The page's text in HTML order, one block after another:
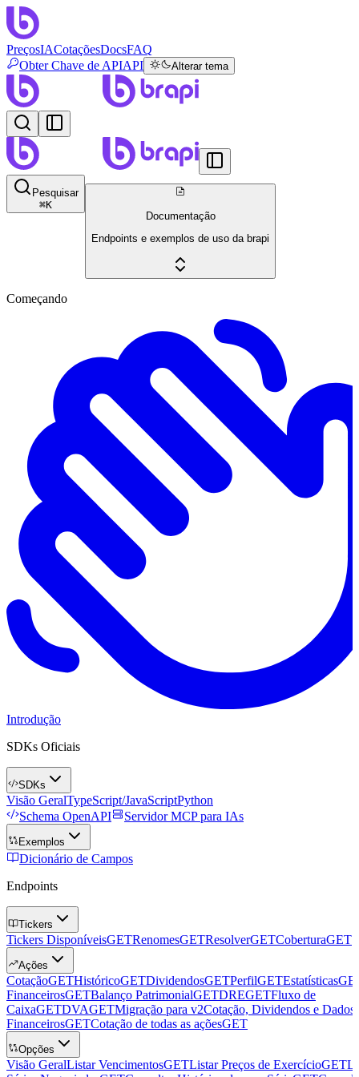
PreçosIACotaçõesDocsFAQ
Obter Chave de APIAPI Alterar tema
Pesquisar
⌘K
Documentação
Endpoints e exemplos de uso da brapi
Começando
Introdução
SDKs Oficiais
SDKs
Visão GeralTypeScript/JavaScriptPython
Schema OpenAPI
Servidor MCP para IAs
Exemplos
Dicionário de Campos
Endpoints
Tickers
Tickers DisponíveisGETRenomesGETResolverGETCoberturaGET
Ações
CotaçãoGETHistóricoGETDividendosGETPerfilGETEstatísticas
FinanceirosGETBalanço PatrimonialGETDREGETFluxo de
CaixaGETDVAGETMigração para v2Cotação, Dividendos e Dados
FinanceirosGETCotação de todas as açõesGET
Opções
Visão GeralListar VencimentosGETListar Preços de ExercícioGET